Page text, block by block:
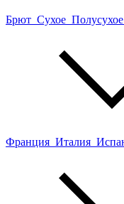
Брют Сухое Полусухое
Франция Италия